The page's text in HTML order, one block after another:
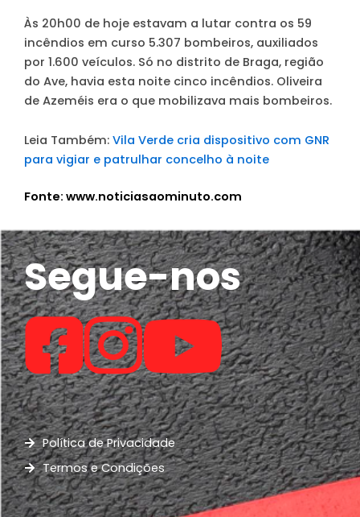
Às 20h00 de hoje estavam a lutar contra os 59
incêndios em curso 5.307 bombeiros, auxiliados
por 1.600 veículos. Só no distrito de Braga, região
do Ave, havia esta noite cinco incêndios. Oliveira
de Azeméis era o que mobilizava mais bombeiros.
Leia Também: Vila Verde cria dispositivo com GNR
para vigiar e patrulhar concelho à noite
Fonte: www.noticiasaominuto.com
Segue-nos
Política de Privacidade
Termos e Condições